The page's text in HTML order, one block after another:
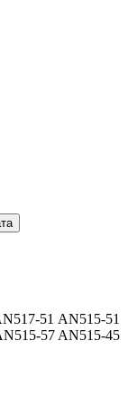
51 AN515-51
57 AN515-45